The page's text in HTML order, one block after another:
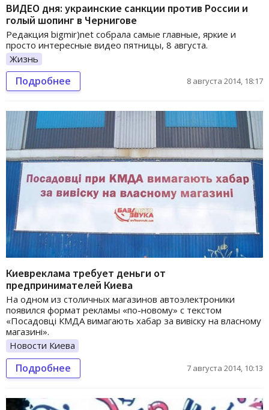
ВИДЕО дня: украинские санкции против России и
голый шопинг в Чернигове
Редакция bigmir)net собрала самые главные, яркие и
просто интересные видео пятницы, 8 августа.
Жизнь
Подробнее 8 августа 2014, 18:17
Киевреклама требует деньги от
предпринимателей Киева
На одном из столичных магазинов автоэлектроники
появился формат рекламы «по-новому» с текстом
«Посадовці КМДА вимагають хабар за вивіску на власному
магазині».
Новости Киева
Подробнее 7 августа 2014, 10:13